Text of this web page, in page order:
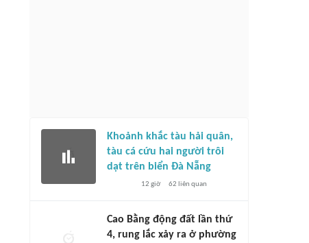
Khoảnh khắc tàu hải quân,
tàu cá cứu hai người trôi
dạt trên biển Đà Nẵng
12 giờ 62 liên quan
Cao Bằng động đất lần thứ
4, rung lắc xảy ra ở phường